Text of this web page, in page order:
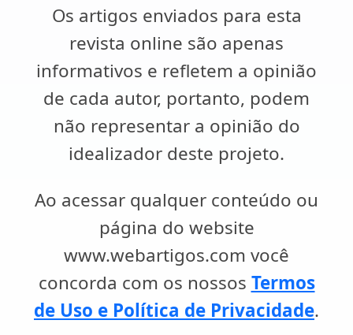
Os artigos enviados para esta
revista online são apenas
informativos e refletem a opinião
de cada autor, portanto, podem
não representar a opinião do
idealizador deste projeto.
Ao acessar qualquer conteúdo ou
página do website
www.webartigos.com você
concorda com os nossos Termos
de Uso e Política de Privacidade.